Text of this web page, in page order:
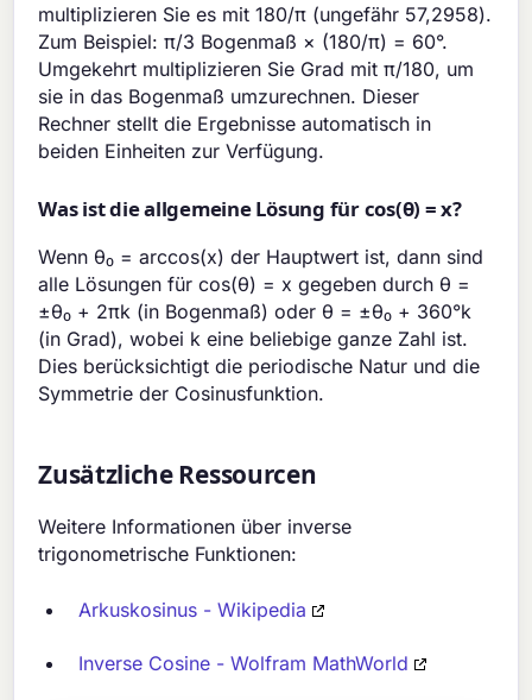
multiplizieren Sie es mit 180/π (ungefähr 57,2958).
Zum Beispiel: π/3 Bogenmaß × (180/π) = 60°.
Umgekehrt multiplizieren Sie Grad mit π/180, um
sie in das Bogenmaß umzurechnen. Dieser
Rechner stellt die Ergebnisse automatisch in
beiden Einheiten zur Verfügung.
Was ist die allgemeine Lösung für cos(θ) = x?
Wenn θ₀ = arccos(x) der Hauptwert ist, dann sind
alle Lösungen für cos(θ) = x gegeben durch θ =
±θ₀ + 2πk (in Bogenmaß) oder θ = ±θ₀ + 360°k
(in Grad), wobei k eine beliebige ganze Zahl ist.
Dies berücksichtigt die periodische Natur und die
Symmetrie der Cosinusfunktion.
Zusätzliche Ressourcen
Weitere Informationen über inverse
trigonometrische Funktionen:
Arkuskosinus - Wikipedia
Inverse Cosine - Wolfram MathWorld